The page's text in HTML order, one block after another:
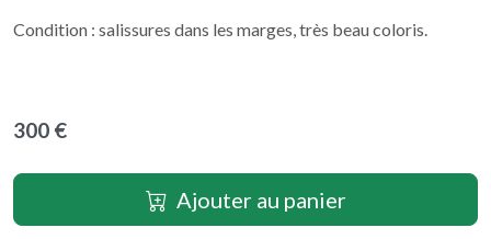
Condition : salissures dans les marges, très beau coloris.
300 €
Ajouter au panier